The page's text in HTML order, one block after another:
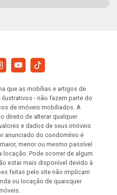
que as mobílias e artigos de
- não fazem parte do
de imóveis mobiliados. A
direito de alterar qualquer
e dados de seus imóveis
anunciado do condomínio é
menor ou mesmo passível
locação. Pode ocorrer de algum
estar mais disponível devido à
feitas pelo site não implicam
ou locação de quaisquer